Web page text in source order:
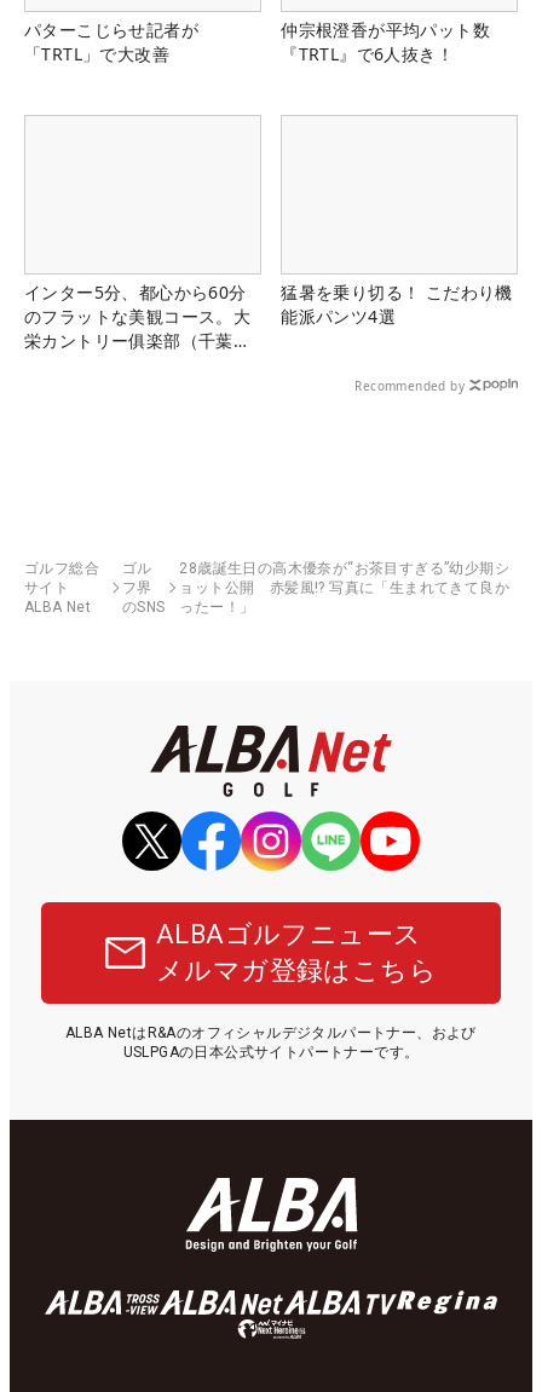
パターこじらせ記者が
「TRTL」で大改善
仲宗根澄香が平均パット数
『TRTL』で6人抜き！
インター5分、都心から60分
のフラットな美観コース。大
栄カントリー俱楽部（千葉
猛暑を乗り切る！ こだわり機
能派パンツ4選
Recommended by
ゴルフ総合
サイト
ALBA Net
ゴル
フ界
のSNS
28歳誕生日の高木優奈が“お茶目すぎる”幼少期シ
ョット公開 赤髪風!? 写真に「生まれてきて良か
ったー！」
ALBAゴルフニュース
メルマガ登録はこちら
ALBA NetはR&Aのオフィシャルデジタルパートナー、および
USLPGAの日本公式サイトパートナーです。